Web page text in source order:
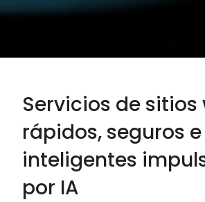
Servicios de sitios
rápidos, seguros e
inteligentes
por IA